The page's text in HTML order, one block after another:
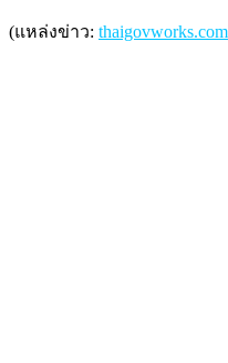
(แหล่งข่าว: thaigovworks.com